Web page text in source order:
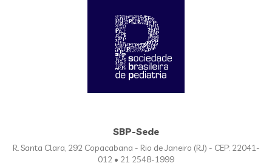
SBP-Sede
R. Santa Clara, 292 Copacabana - Rio de Janeiro (RJ) - CEP: 22041-
012 • 21 2548-1999